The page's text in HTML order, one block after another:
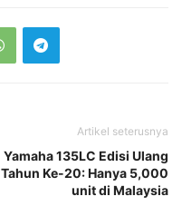
Artikel seterusnya
Yamaha 135LC Edisi Ulang
Tahun Ke-20: Hanya 5,000
unit di Malaysia